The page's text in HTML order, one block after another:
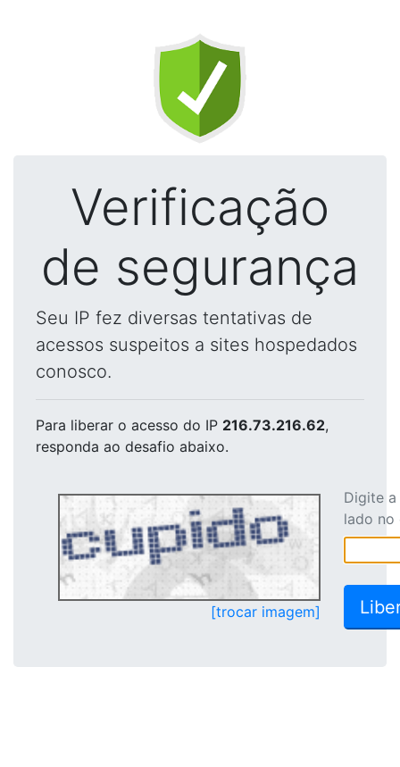
Verificação
de segurança
Seu IP fez diversas tentativas de
acessos suspeitos a sites hospedados
conosco.
Para liberar o acesso do IP 216.73.216.62,
responda ao desafio abaixo.
[trocar imagem]
Digite
lado no